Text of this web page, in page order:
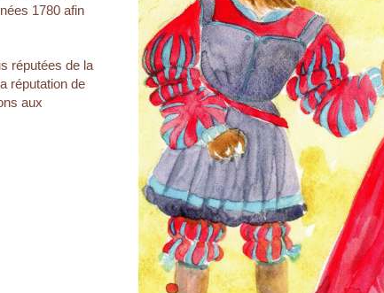
1780 afin
réputées de la
réputation de
aux